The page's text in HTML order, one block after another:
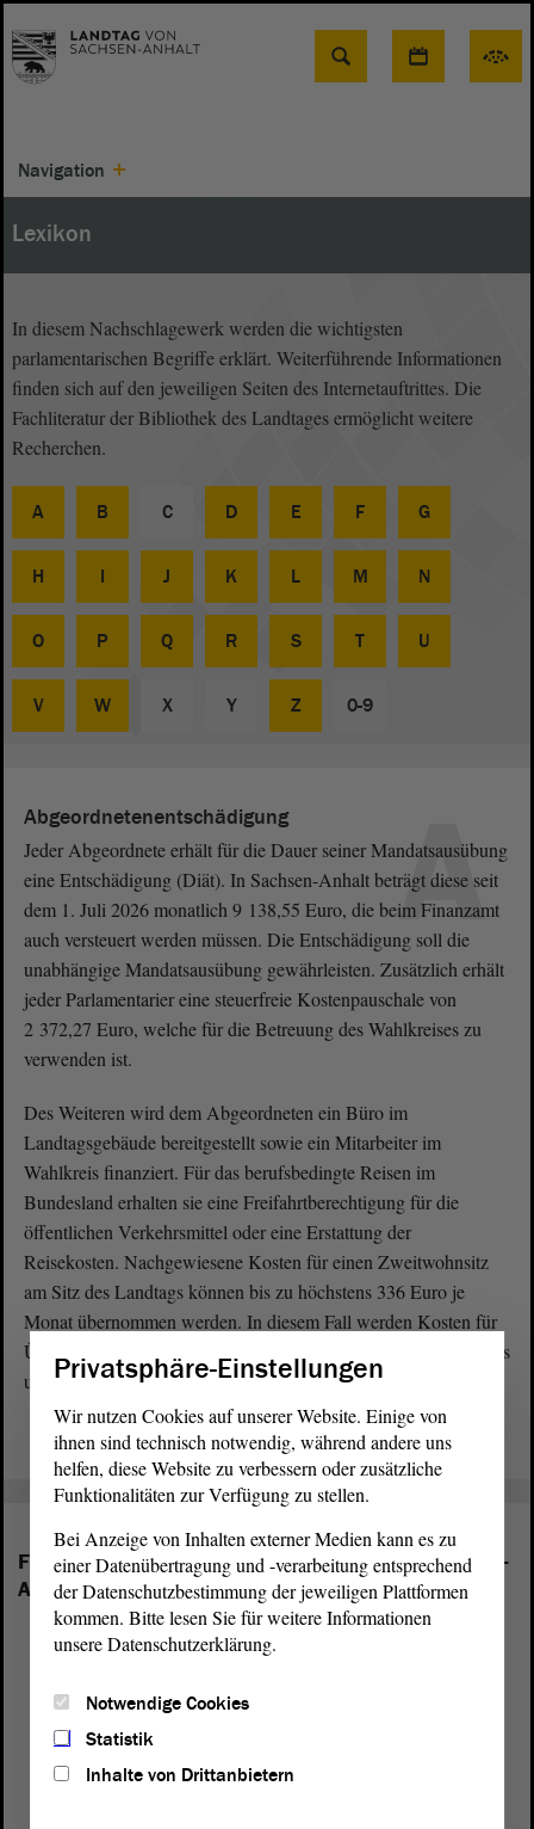
Suche
Navigation
Lexikon
In diesem Nachschlagewerk werden die wichtigsten
parlamentarischen Begriffe erklärt. Weiterführende Informationen
finden sich auf den jeweiligen Seiten des Internetauftrittes. Die
Fachliteratur der Bibliothek des Landtages ermöglicht weitere
Recherchen.
A B C D E F G
H I J K L M N
O P Q R S T U
V W X Y Z 0-9
A
Abgeordnetenentschädigung
Jeder Abgeordnete erhält für die Dauer seiner Mandatsausübung
eine Entschädigung (Diät). In Sachsen-Anhalt beträgt diese seit
dem 1. Juli 2026 monatlich 9 138,55 Euro, die beim Finanzamt
auch versteuert werden müssen. Die Entschädigung soll die
unabhängige Mandatsausübung gewährleisten. Zusätzlich erhält
jeder Parlamentarier eine steuerfreie Kostenpauschale von
2 372,27 Euro, welche für die Betreuung des Wahlkreises zu
verwenden ist.
Des Weiteren wird dem Abgeordneten ein Büro im
Landtagsgebäude bereitgestellt sowie ein Mitarbeiter im
Wahlkreis finanziert. Für das berufsbedingte Reisen im
Bundesland erhalten sie eine Freifahrtberechtigung für die
öffentlichen Verkehrsmittel oder eine Erstattung der
Reisekosten. Nachgewiesene Kosten für einen Zweitwohnsitz
am Sitz des Landtags können bis zu höchstens 336 Euro je
Monat übernommen werden. In diesem Fall werden Kosten für
Übernachtungen im Zusammenhang mit Sitzungen des Landtags
und seiner Ausschüsse in Magdeburg nicht erstattet.
Folgende Fraktionen sind im Landtag von Sachsen-
Anhalt vertreten:
Privatsphäre-Einstellungen
Wir nutzen Cookies auf unserer Website. Einige von
ihnen sind technisch notwendig, während andere uns
helfen, diese Website zu verbessern oder zusätzliche
Funktionalitäten zur Verfügung zu stellen.
Bei Anzeige von Inhalten externer Medien kann es zu
einer Datenübertragung und -verarbeitung entsprechend
der Datenschutzbestimmung der jeweiligen Plattformen
kommen. Bitte lesen Sie für weitere Informationen
unsere Datenschutzerklärung.
Notwendige Cookies
Statistik
Inhalte von Drittanbietern